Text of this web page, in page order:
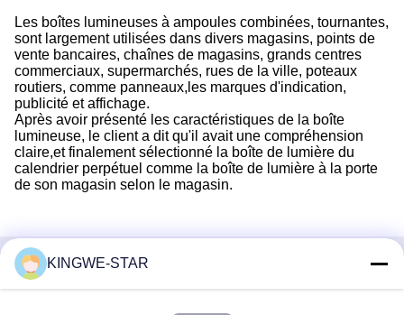
Les boîtes lumineuses à ampoules combinées, tournantes,
sont largement utilisées dans divers magasins, points de
vente bancaires, chaînes de magasins, grands centres
commerciaux, supermarchés, rues de la ville, poteaux
routiers, comme panneaux,les marques d'indication,
publicité et affichage.
Après avoir présenté les caractéristiques de la boîte
lumineuse, le client a dit qu'il avait une compréhension
claire,et finalement sélectionné la boîte de lumière du
calendrier perpétuel comme la boîte de lumière à la porte
de son magasin selon le magasin.
Contactez rapidement
KINGWE-STAR